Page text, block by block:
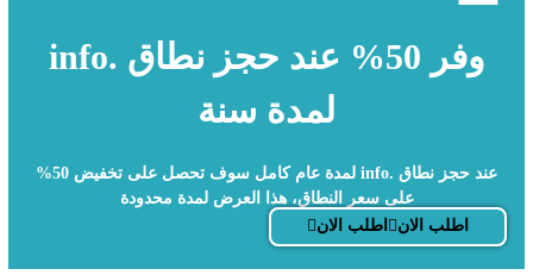
وفر 50% عند حجز نطاق .info
لمدة سنة
عند حجز نطاق .info لمدة عام كامل سوف تحصل على تخفيض 50%
على سعر النطاق، هذا العرض لمدة محدودة
اطلب الان
اطلب الان